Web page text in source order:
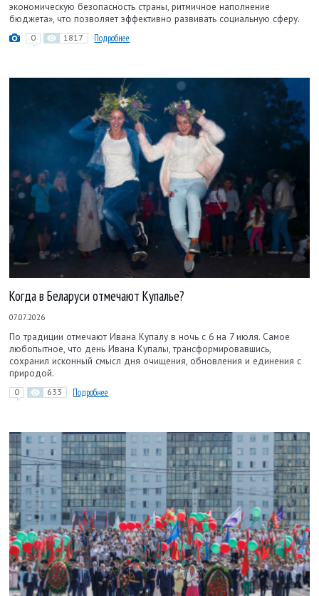
экономическую безопасность страны, ритмичное наполнение
бюджета», что позволяет эффективно развивать социальную сферу.
0 1817 Подробнее
Когда в Беларуси отмечают Купалье?
07.07.2026
По традиции отмечают Ивана Купалу в ночь с 6 на 7 июля. Самое
любопытное, что день Ивана Купалы, трансформировавшись,
сохранил исконный смысл дня очищения, обновления и единения с
природой.
0 633 Подробнее